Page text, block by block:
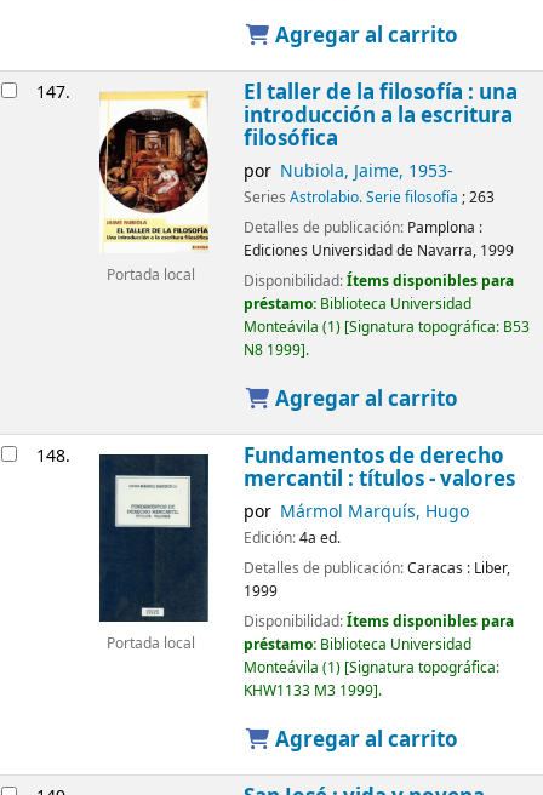
Agregar al carrito
147.
Portada local
El taller de la filosofía : una
introducción a la escritura
filosófica
por Nubiola, Jaime, 1953-
Series Astrolabio. Serie filosofía ; 263
Detalles de publicación: Pamplona :
Ediciones Universidad de Navarra, 1999
Disponibilidad:Ítems disponibles para
préstamo: Biblioteca Universidad
Monteávila (1) Signatura topográfica: B53
N8 1999 .
Agregar al carrito
148.
Portada local
Fundamentos de derecho
mercantil : títulos - valores
por Mármol Marquís, Hugo
Edición:4a ed.
Detalles de publicación:Caracas : Liber,
1999
Disponibilidad:Ítems disponibles para
préstamo: Biblioteca Universidad
Monteávila (1) Signatura topográfica:
KHW1133 M3 1999 .
Agregar al carrito